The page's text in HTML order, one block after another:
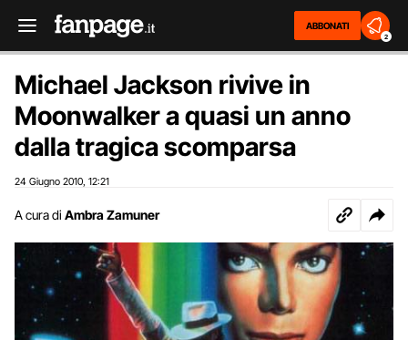
ABBONATI
2
Michael Jackson rivive in
Moonwalker a quasi un anno
dalla tragica scomparsa
24 Giugno 2010 12:21
A cura di Ambra Zamuner